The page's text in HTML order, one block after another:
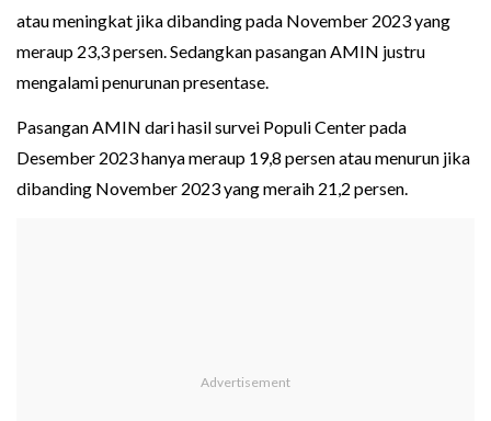
atau meningkat jika dibanding pada November 2023 yang
meraup 23,3 persen. Sedangkan pasangan AMIN justru
mengalami penurunan presentase.
Pasangan AMIN dari hasil survei Populi Center pada
Desember 2023 hanya meraup 19,8 persen atau menurun jika
dibanding November 2023 yang meraih 21,2 persen.